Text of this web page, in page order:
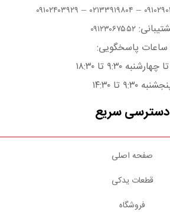
– ۰۲۱۳۳۹۱۹۸۰۴ – ۰۹۱۰۲۴۰۳۹۲۹
۰۹۱۲۳۰۶۷۵۵۲
ساعات پاسخگویی:
۹:۳۰ تا ۱۸:۳۰
۹:۳۰ تا ۱۴:۳۰
دسترسی سریع
صفحه اصلی
قطعات یدکی
فروشگاه